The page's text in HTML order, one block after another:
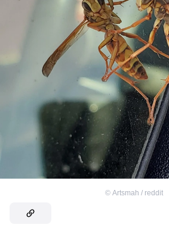
© Artsmah / reddit